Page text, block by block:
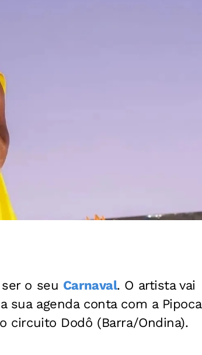
o seu Carnaval. O artista vai
sua agenda conta com a Pipoca
circuito Dodô (Barra/Ondina).